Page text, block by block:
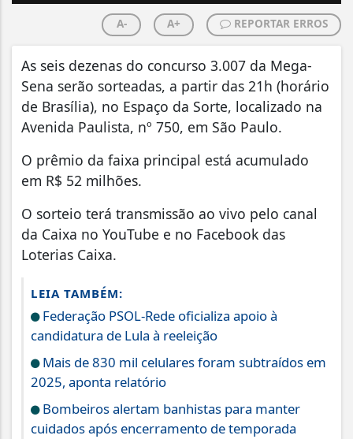
A- A+ REPORTAR ERROS
As seis dezenas do concurso 3.007 da Mega-
Sena serão sorteadas, a partir das 21h (horário
de Brasília), no Espaço da Sorte, localizado na
Avenida Paulista, nº 750, em São Paulo.
O prêmio da faixa principal está acumulado
em R$ 52 milhões.
O sorteio terá transmissão ao vivo pelo canal
da Caixa no YouTube e no Facebook das
Loterias Caixa.
LEIA TAMBÉM:
Federação PSOL-Rede oficializa apoio à
candidatura de Lula à reeleição
Mais de 830 mil celulares foram subtraídos em
2025, aponta relatório
Bombeiros alertam banhistas para manter
cuidados após encerramento de temporada